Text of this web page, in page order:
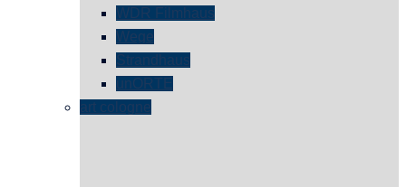
WDR Filmhaus
Wege
Strandhaus
unORTE
art cologne